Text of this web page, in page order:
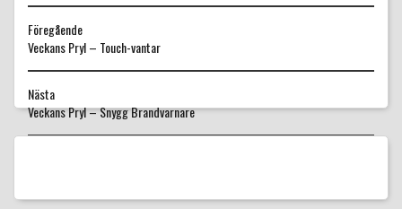
Föregående
Föregående
Veckans Pryl – Touch-vantar
Nästa
Nästa
Veckans Pryl – Snygg Brandvarnare